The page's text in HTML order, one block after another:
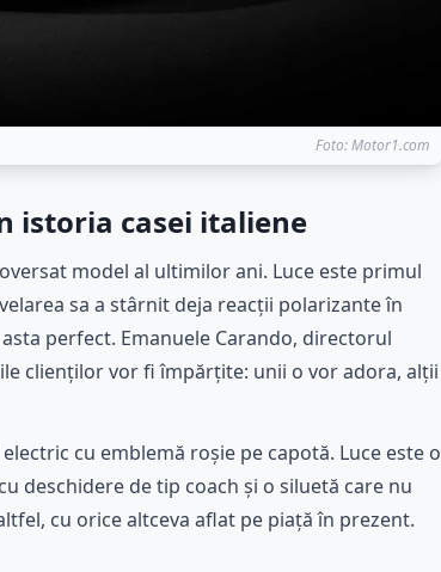
Foto: Motor1.com
istoria casei italiene
model al ultimilor ani. Luce este primul
sa a stârnit deja reacții polarizante în
perfect. Emanuele Carando, directorul
clienților vor fi împărțite: unii o vor adora, alții
cu emblemă roșie pe capotă. Luce este o
deschidere de tip coach și o siluetă care nu
cu orice altceva aflat pe piață în prezent.